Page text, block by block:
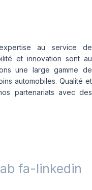
au service de
et innovation sont au
une large gamme de
automobiles. Qualité et
partenariats avec des
fa-linkedin